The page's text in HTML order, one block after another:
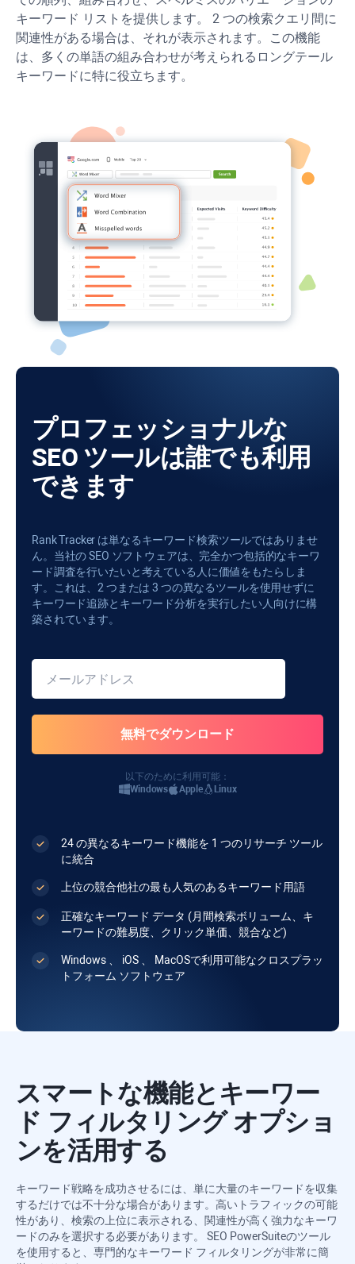
キーワード リストを提供します。 2 つの検索クエリ間に
関連性がある場合は、それが表示されます。この機能
は、多くの単語の組み合わせが考えられるロングテール
キーワードに特に役立ちます。
プロフェッショナルな
SEO ツールは誰でも利用
できます
Rank Tracker は単なるキーワード検索ツールではありませ
ん。当社の SEO ソフトウェアは、完全かつ包括的なキーワ
ード調査を行いたいと考えている人に価値をもたらしま
す。これは、2 つまたは 3 つの異なるツールを使用せずに
キーワード追跡とキーワード分析を実行したい人向けに構
築されています。
以下のために利用可能：
Windows
Apple Linux
24 の異なるキーワード機能を 1 つのリサーチ ツール
に統合
上位の競合他社の最も人気のあるキーワード用語
正確なキーワード データ (月間検索ボリューム、キ
ーワードの難易度、クリック単価、競合など)
Windows iOS MacOSで利用可能なクロスプラッ
トフォーム ソフトウェア
スマートな機能とキーワー
ド フィルタリング オプショ
ンを活用する
キーワード戦略を成功させるには、単に大量のキーワードを収集
するだけでは不十分な場合があります。高いトラフィックの可能
性があり、検索の上位に表示される、関連性が高く強力なキーワ
ードのみを選択する必要があります。 SEO PowerSuiteのツール
を使用すると、専門的なキーワード フィルタリングが非常に簡